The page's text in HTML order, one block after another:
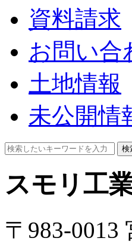
資料請求
お問い合
土地情報
未公開情
検
スモリ工
〒983-